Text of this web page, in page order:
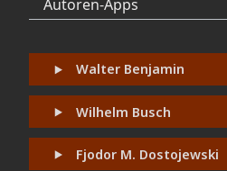
Autoren-Apps
Walter Benjamin
Wilhelm Busch
Fjodor M. Dostojewski